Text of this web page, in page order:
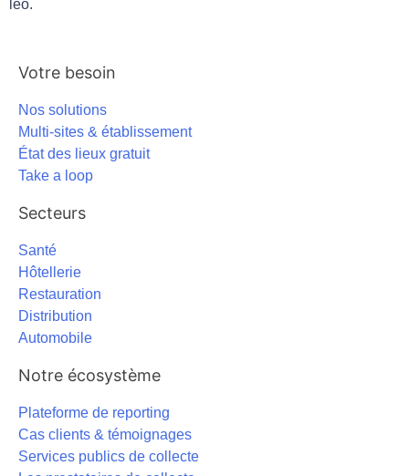
leo.
Votre besoin
Nos solutions
Multi-sites & établissement
État des lieux gratuit
Take a loop
Secteurs
Santé
Hôtellerie
Restauration
Distribution
Automobile
Notre écosystème
Plateforme de reporting
Cas clients & témoignages
Services publics de collecte